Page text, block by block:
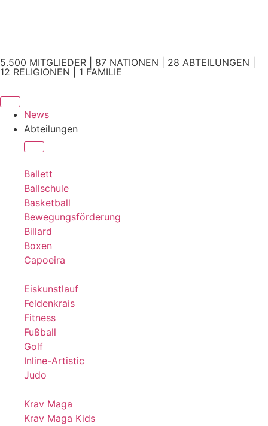
5.500 MITGLIEDER | 87 NATIONEN | 28 ABTEILUNGEN |
12 RELIGIONEN | 1 FAMILIE
News
Abteilungen
Ballett
Ballschule
Basketball
Bewegungsförderung
Billard
Boxen
Capoeira
Eiskunstlauf
Feldenkrais
Fitness
Fußball
Golf
Inline-Artistic
Judo
Krav Maga
Krav Maga Kids